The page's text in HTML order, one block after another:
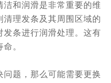
和润滑是非常重要的维
理发条及其周围区域的
发条进行润滑处理。这有
。
题，那么可能需要更换